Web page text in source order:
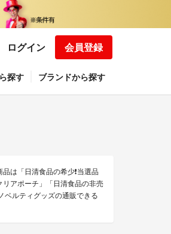
ログイン 会員登録
探す ブランドから探す
は「日清食品の希少❗️当選品
アポーチ」「日清食品の非売
ルティグッズの通販できる